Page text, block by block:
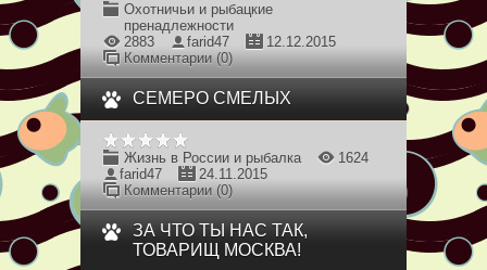
Охотничьи и рыбацкие
пренадлежности
2883
farid47
12.12.2015
Комментарии (0)
СЕМЕРО СМЕЛЫХ
Жизнь в России и рыбалка
1624
farid47
24.11.2015
Комментарии (0)
ЗА ЧТО ТЫ НАС ТАК,
ТОВАРИЩ МОСКВА!